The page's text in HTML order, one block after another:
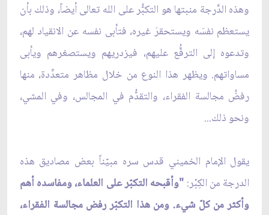
وهذه الدَّرجة منبتها هو التكبُّر على الله تعالى أيضاً، وذلك بأن
يستعظم نفسَه ويستحقرَ غيره، فتأبى نفسه عن الانقياد لهم،
وتدعوه إلى الترفُّع عليهم، فيزدريهم ويستصغرهم ويأبى
مساواتهم. ويظهر هذا النوع من خلال مظاهر متعدِّدة، منها
رفضُ مجالسة الفقراء، والتقدُّم في المجالس، وفي المشي،
ونحو ذلك...
يقول الإمام الخميني قدس سره مبيّناً بعض مصاديق هذه
الدرجة من الكِبْر: "وأقبحه التكبّر على العلماء، ومفاسده أهم
وأكثر من كلّ شيء. ومن هذا التكبّر رفض مجالسة الفقراء،